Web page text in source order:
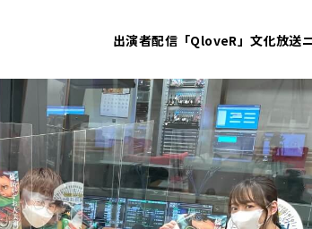
出演者配信「QloveR」文化放送